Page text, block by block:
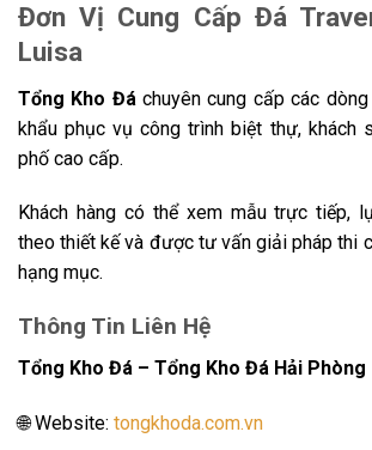
Đơn Vị Cung Cấp Đá
Luisa
Tổng Kho Đá chuyên cung cấp các
khẩu phục vụ công trình biệt thự, khách
phố cao cấp.
Khách hàng có thể xem mẫu trực tiếp,
theo thiết kế và được tư vấn giải pháp thi
hạng mục.
Thông Tin Liên Hệ
Tổng Kho Đá – Tổng Kho Đá Hải Phòng
🌐 Website: tongkhoda.com.vn